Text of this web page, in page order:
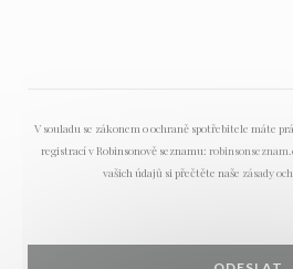
V souladu se zákonem o ochraně spotřebitele máte
registrací v Robinsonově seznamu:
vašich údajů si přečtěte naše zásady